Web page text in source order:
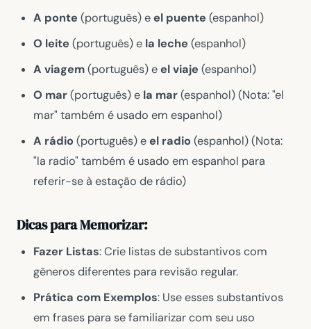
A ponte (português) eel puente (espanhol)
O leite (português) e la leche (espanhol)
A viagem(português) eel viaje (espanhol)
O mar(português) e la mar(espanhol) (Nota: "el
mar" também é usado em espanhol)
A rádio (português) eel radio (espanhol) (Nota:
"la radio" também é usado em espanhol para
referir-se à estação de rádio)
Dicas para Memorizar:
Fazer Listas: Crie listas de substantivos com
gêneros diferentes para revisão regular.
Prática com Exemplos: Use esses substantivos
em frases para se familiarizar com seu uso